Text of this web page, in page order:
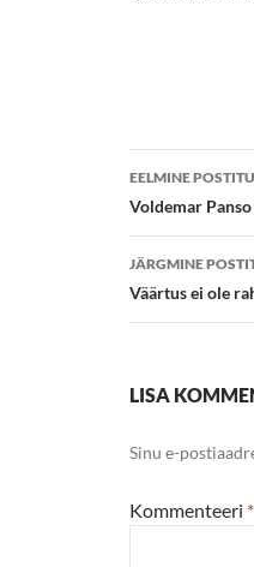
töölaud
EELMINE
Voldemar
JÄRGMINE
Väärtus ei ole
LISA
Sinu e-
Kommenteeri *